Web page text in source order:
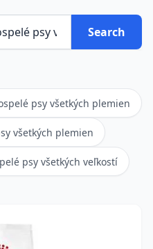
Search
psy všetkých plemien
všetkých plemien
psy všetkých veľkostí